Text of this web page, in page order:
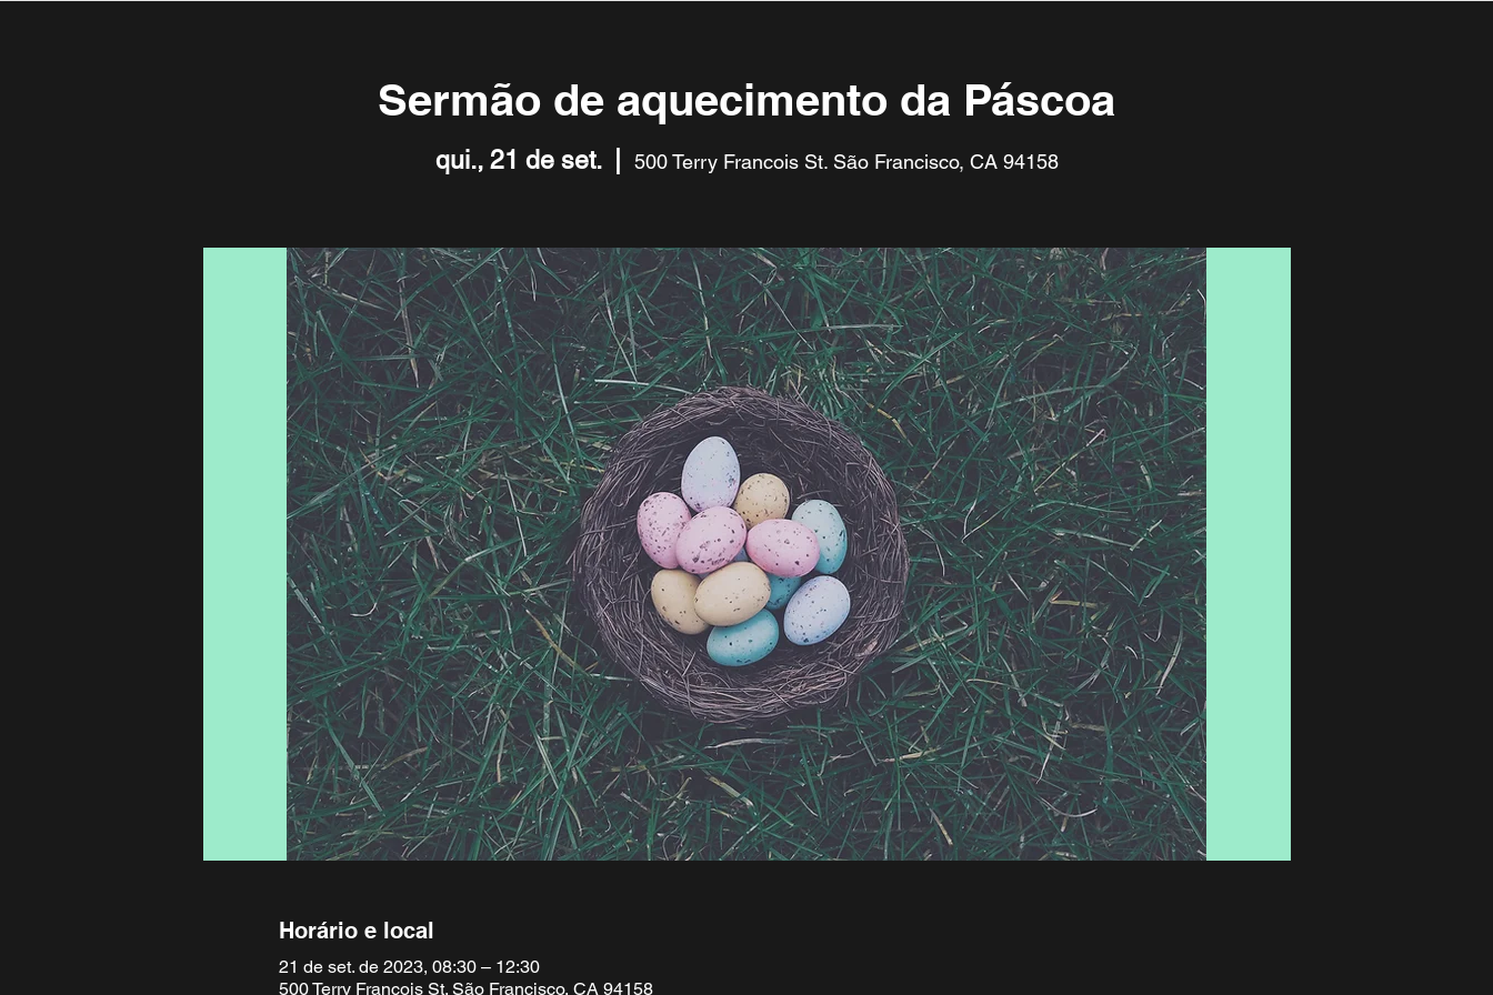
Sermão de aquecimento da Páscoa
qui., 21 de set.
  |
500 Terry Francois St. São Francisco, CA 94158
Horário e local
21 de set. de 2023, 08:30 – 12:30
500 Terry Francois St. São Francisco, CA 94158